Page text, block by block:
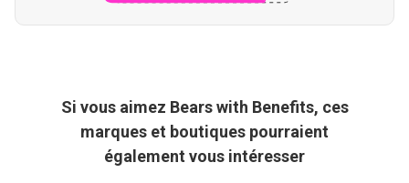
Si vous aimez Bears with Benefits, ces
marques et boutiques pourraient
également vous intéresser